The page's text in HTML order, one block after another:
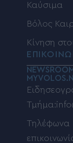
Καύσιμα
Βόλος
Κίνηση
Τηλέφωνα